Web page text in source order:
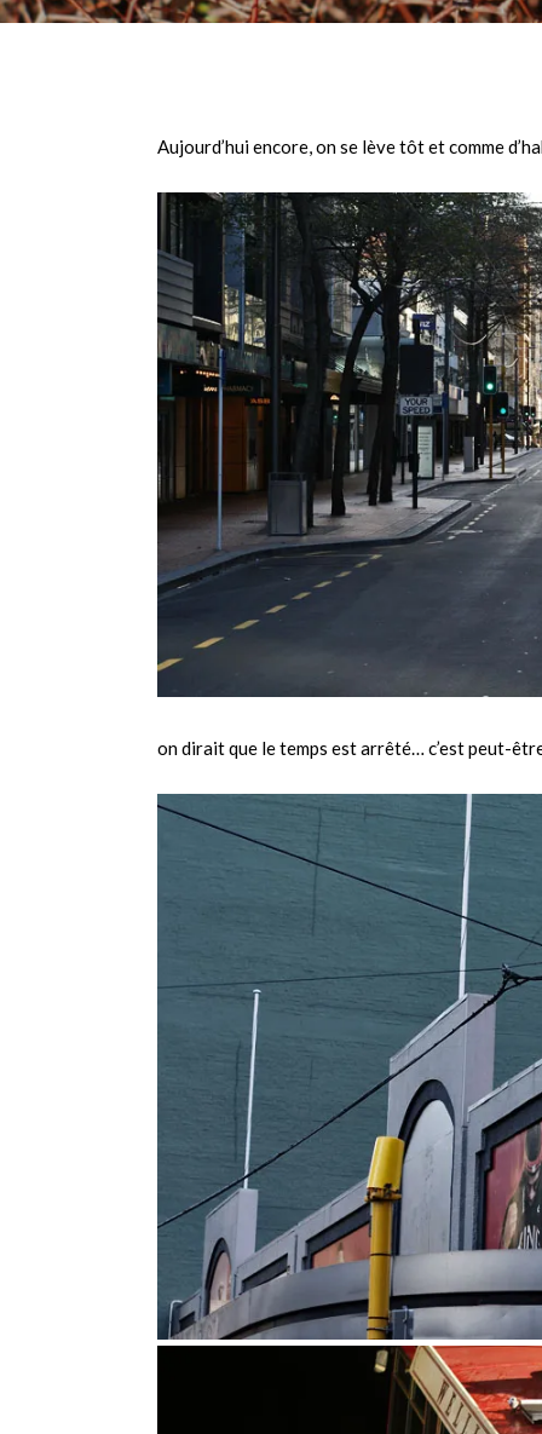
Aujourd’hui encore, on se lève tôt et comme
on dirait que le temps est arrêté… c’est peut-